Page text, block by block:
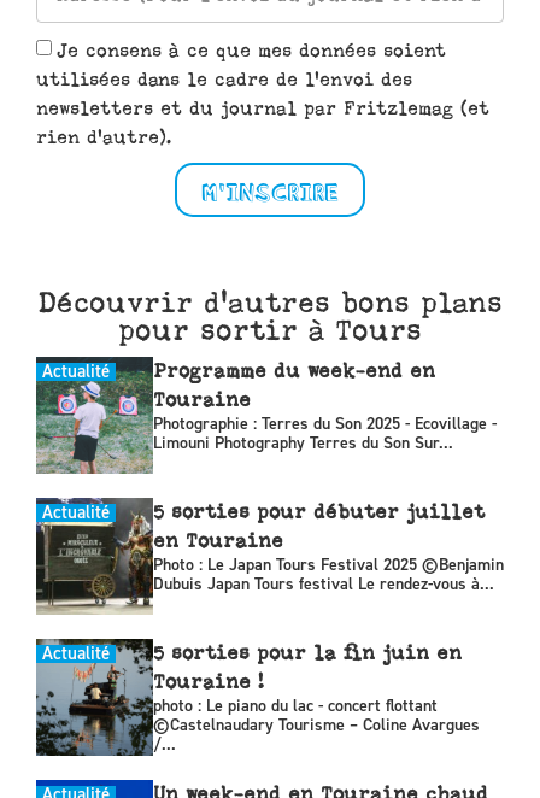
Je consens à ce que mes données soient
utilisées dans le cadre de l'envoi des
newsletters et du journal par Fritzlemag (et
rien d'autre).
M'INSCRIRE
Découvrir d'autres bons plans
pour sortir à Tours
Actualité
Programme du week-end en
Touraine
Photographie : Terres du Son 2025 - Ecovillage -
Limouni Photography Terres du Son Sur...
Actualité
5 sorties pour débuter juillet
en Touraine
Photo : Le Japan Tours Festival 2025 ©Benjamin
Dubuis Japan Tours festival Le rendez-vous à...
Actualité
5 sorties pour la fin juin en
Touraine !
photo : Le piano du lac - concert flottant
©Castelnaudary Tourisme – Coline Avargues
/...